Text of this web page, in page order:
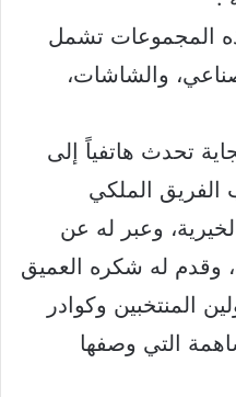
المجموعات تشمل
والشاشات،
تحدث هاتفياً إلى
الفريق الملكي
وعبر له عن
وقدم له شكره العميق
المنتخبين وكوادر
التي وصفها